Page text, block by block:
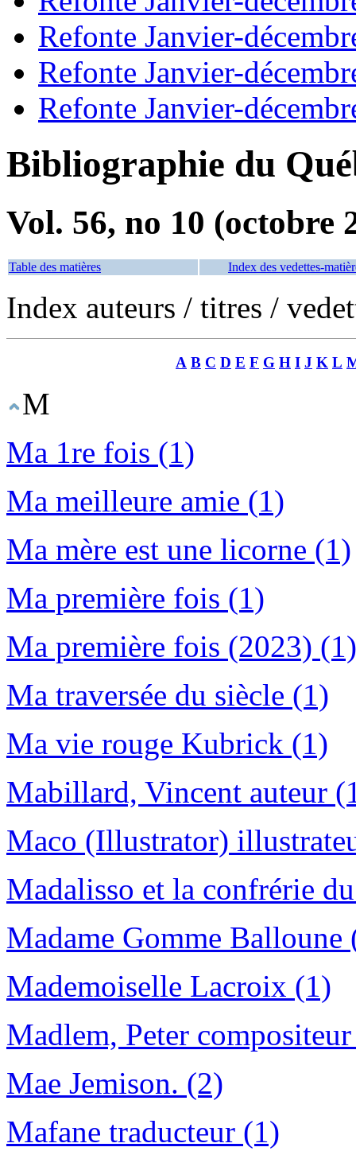
Refonte Janvier-
Refonte Janvier-
Refonte Janvier-
Bibliographie du
Vol. 56, no 10 (octobre
Table des matières Index des vedettes-
Index auteurs / titres /
A B C D E F G H I J K L
M
Ma 1re fois (1)
Ma meilleure amie (1)
Ma mère est une licorne (1)
Ma première fois (1)
Ma première fois (2023) (1)
Ma traversée du siècle (1)
Ma vie rouge Kubrick (1)
Mabillard, Vincent auteur
Maco (Illustrator)
Madalisso et la confrérie
Madame Gomme Balloune
Mademoiselle Lacroix (1)
Madlem, Peter
Mae Jemison. (2)
Mafane traducteur (1)